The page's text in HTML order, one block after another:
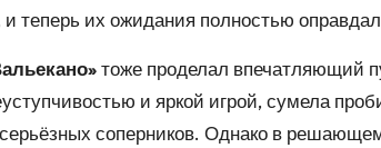
теперь их ожидания полностью
тоже проделал впечатляющий
и яркой игрой, сумела
соперников. Однако в